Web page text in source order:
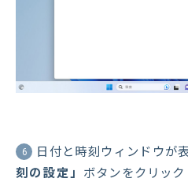
6 日付と時刻ウィンドウが
刻の設定」 ボタンをクリック